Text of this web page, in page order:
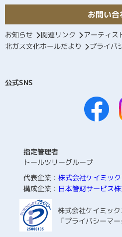
お問い合
お知らせ 関連リンク
アーティス
北ガス文化ホールだより
プライバ
公式SNS
指定管理者
トールツリーグループ
代表企業： 株式会社ケイミッ
構成企業： 日本管財サービス
株式会社ケイミッ
「プライバシーマ